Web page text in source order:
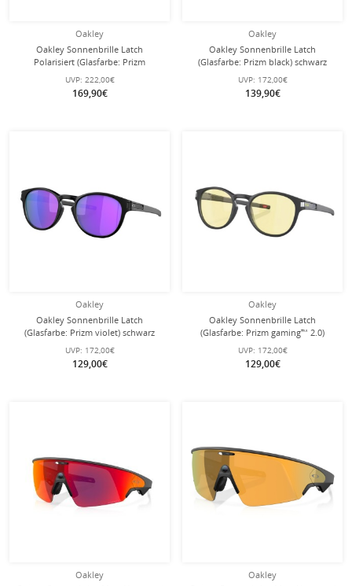
Oakley
Oakley Sonnenbrille Latch
Polarisiert (Glasfarbe: Prizm
sapphire polarized) transparent
matt - 1 Brille
UVP: 222,00€
169,90€
Oakley
Oakley Sonnenbrille Latch
(Glasfarbe: Prizm black) schwarz
matt - 1 Brille
UVP: 172,00€
139,90€
Oakley
Oakley Sonnenbrille Latch
(Glasfarbe: Prizm violet) schwarz
matt - 1 Brille
UVP: 172,00€
129,00€
Oakley
Oakley Sonnenbrille Latch
(Glasfarbe: Prizm gaming™ 2.0)
carbongrau matt - 1 Brille
UVP: 172,00€
129,00€
Oakley
Oakley